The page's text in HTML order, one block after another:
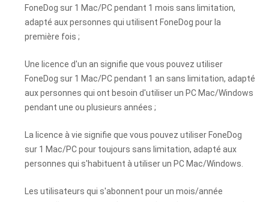
FoneDog sur 1 Mac/PC pendant 1 mois sans limitation,
adapté aux personnes qui utilisent FoneDog pour la
première fois ;
Une licence d'un an signifie que vous pouvez utiliser
FoneDog sur 1 Mac/PC pendant 1 an sans limitation, adapté
aux personnes qui ont besoin d'utiliser un PC Mac/Windows
pendant une ou plusieurs années ;
La licence à vie signifie que vous pouvez utiliser FoneDog
sur 1 Mac/PC pour toujours sans limitation, adapté aux
personnes qui s'habituent à utiliser un PC Mac/Windows.
Les utilisateurs qui s'abonnent pour un mois/année